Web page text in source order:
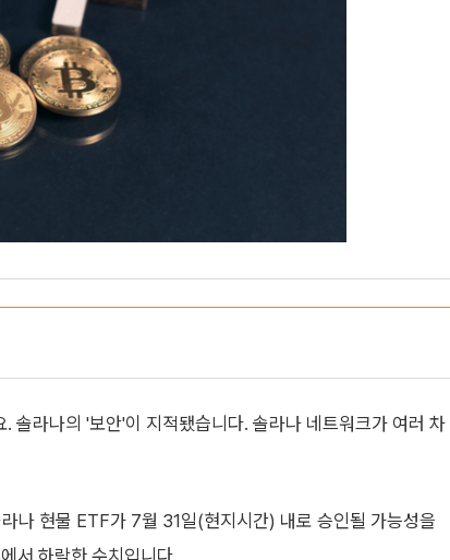
솔라나의 '보안'이 지적됐습니다. 솔라나 네트워크가 여러 차
나 현물 ETF가 7월 31일(현지시간) 내로 승인될 가능성을
서 하락한 수치입니다.